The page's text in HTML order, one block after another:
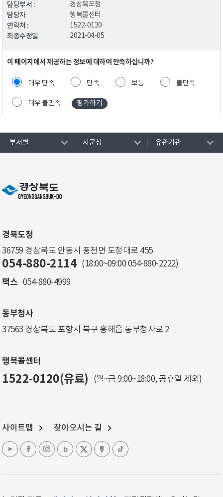
담당부서 : 경상북도청
담당자 행복콜센터
연락처 : 1522-0120
최종수정일 2021-04-05
이 페이지에서 제공하는 정보에 대하여 만족하십니까?
매우 만족 만족 보통 불만족
매우 불만족
부서별 시군청 유관기관
경북도청
36759 경상북도 안동시 풍천면 도청대로 455
054-880-2114 (18:00~09:00 054-880-2222)
팩스 054-880-4999
동부청사
37563 경상북도 포항시 북구 흥해읍 동부청사로 2
행복콜센터
1522-0120(유료) (월~금 9:00~18:00, 공휴일 제외)
사이트맵 찾아오시는 길